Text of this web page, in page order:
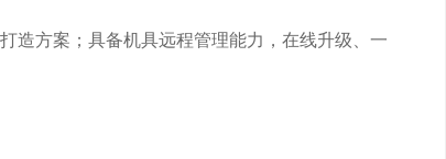
造方案；具备机具远程管理能力，在线升级、一